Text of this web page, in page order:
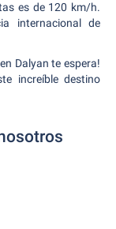
es de 120 km/h.
internacional de
Dalyan te espera!
increíble destino